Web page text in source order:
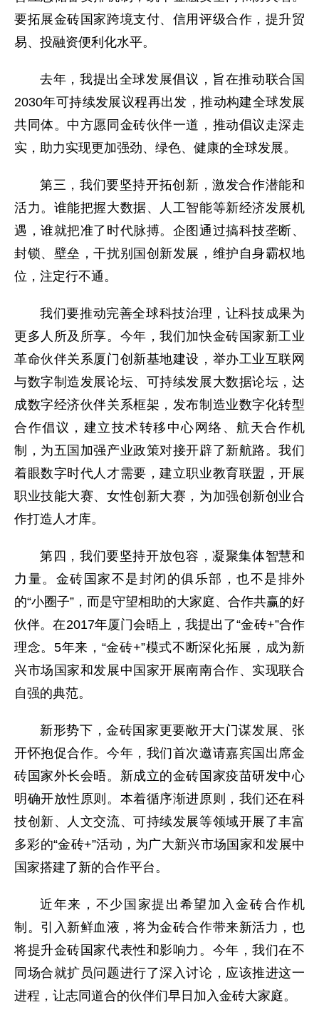
要拓展金砖国家跨境支付、信用评级合作，提升贸
易、投融资便利化水平。
去年，我提出全球发展倡议，旨在推动联合国
2030年可持续发展议程再出发，推动构建全球发展
共同体。中方愿同金砖伙伴一道，推动倡议走深走
实，助力实现更加强劲、绿色、健康的全球发展。
第三，我们要坚持开拓创新，激发合作潜能和
活力。谁能把握大数据、人工智能等新经济发展机
遇，谁就把准了时代脉搏。企图通过搞科技垄断、
封锁、壁垒，干扰别国创新发展，维护自身霸权地
位，注定行不通。
我们要推动完善全球科技治理，让科技成果为
更多人所及所享。今年，我们加快金砖国家新工业
革命伙伴关系厦门创新基地建设，举办工业互联网
与数字制造发展论坛、可持续发展大数据论坛，达
成数字经济伙伴关系框架，发布制造业数字化转型
合作倡议，建立技术转移中心网络、航天合作机
制，为五国加强产业政策对接开辟了新航路。我们
着眼数字时代人才需要，建立职业教育联盟，开展
职业技能大赛、女性创新大赛，为加强创新创业合
作打造人才库。
第四，我们要坚持开放包容，凝聚集体智慧和
力量。金砖国家不是封闭的俱乐部，也不是排外
的“小圈子”，而是守望相助的大家庭、合作共赢的好
伙伴。在2017年厦门会晤上，我提出了“金砖+”合作
理念。5年来，“金砖+”模式不断深化拓展，成为新
兴市场国家和发展中国家开展南南合作、实现联合
自强的典范。
新形势下，金砖国家更要敞开大门谋发展、张
开怀抱促合作。今年，我们首次邀请嘉宾国出席金
砖国家外长会晤。新成立的金砖国家疫苗研发中心
明确开放性原则。本着循序渐进原则，我们还在科
技创新、人文交流、可持续发展等领域开展了丰富
多彩的“金砖+”活动，为广大新兴市场国家和发展中
国家搭建了新的合作平台。
近年来，不少国家提出希望加入金砖合作机
制。引入新鲜血液，将为金砖合作带来新活力，也
将提升金砖国家代表性和影响力。今年，我们在不
同场合就扩员问题进行了深入讨论，应该推进这一
进程，让志同道合的伙伴们早日加入金砖大家庭。